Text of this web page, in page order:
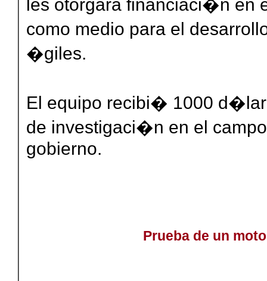
les otorgara financiaci�n en
como medio para el
�giles.
El equipo recibi� 1000
de investigaci�n en el
gobierno.
Prueba de un